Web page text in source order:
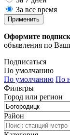
За все время
Применить
Оформите
объявления по
Подписаться
По умолчанию
По умолчанию По
Фильтры
Город или регион
Район